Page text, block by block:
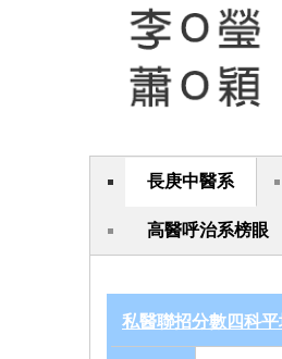
長庚中醫系
高醫呼治系榜眼
私醫聯招分數四科